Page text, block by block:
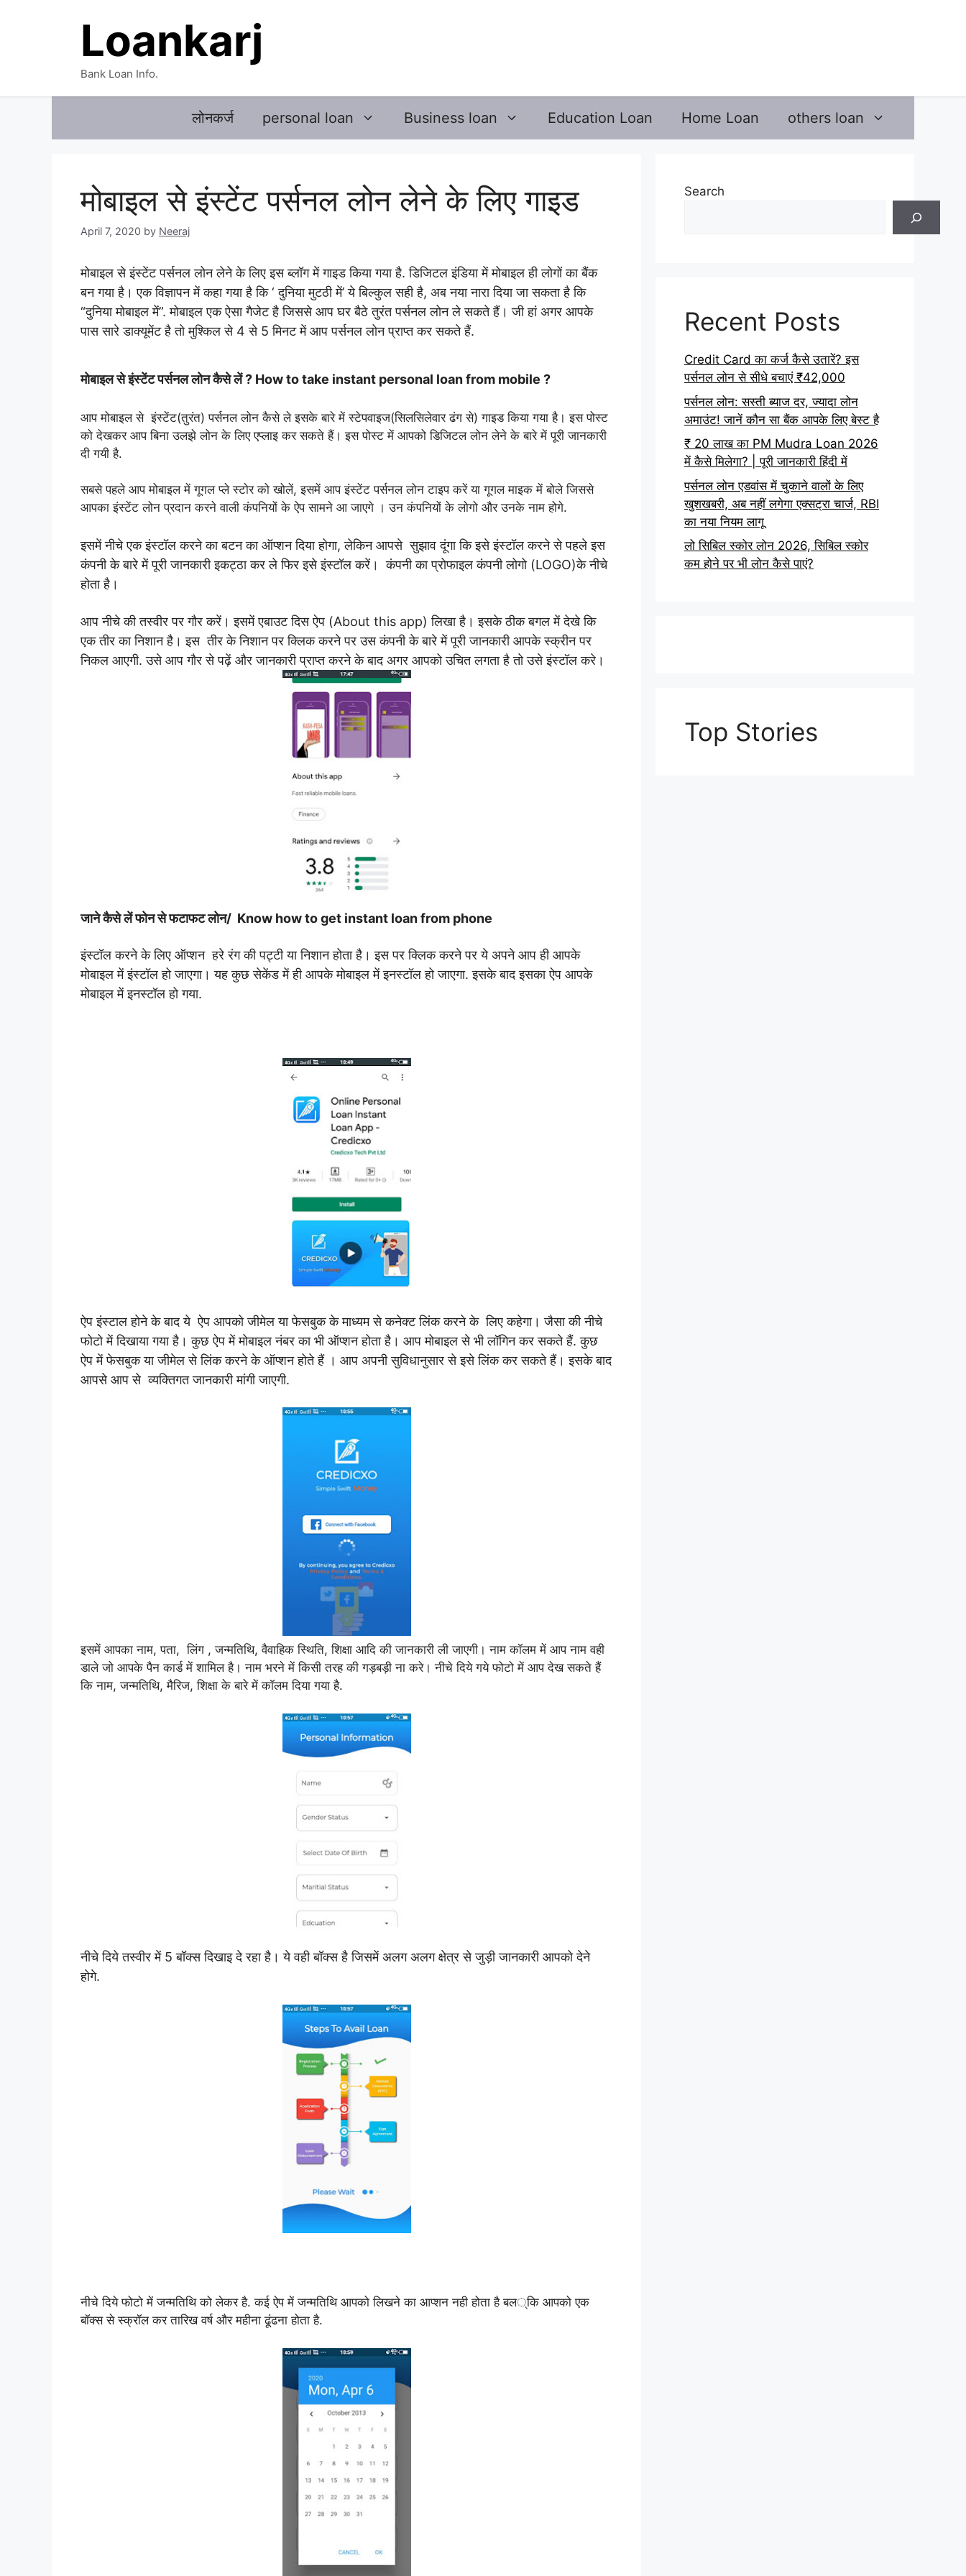
Loankarj
Bank Loan Info.
लोनकर्ज personal loan Business loan Education Loan Home Loan others loan
मोबाइल से इंस्टेंट पर्सनल लोन लेने के लिए गाइड
April 7, 2020 by Neeraj
मोबाइल से इंस्टेंट पर्सनल लोन लेने के लिए इस ब्लॉग में गाइड किया गया है.डिजिटल इंडिया में मोबाइल ही लोगों का बैंक
बन गया है। एक विज्ञापन में कहा गया है कि ‘ दुनिया मुटठी में’ ये बिल्कुल सही है, अब नया नारा दिया जा सकता है कि
“दुनिया मोबाइल में”. मोबाइल एक ऐसा गैजेट है जिससे आप घर बैठे तुरंत पर्सनल लोन ले सकते हैं। जी हां अगर आपके
पास सारे डाक्यूमेंट है तो मुश्किल से 4 से 5 मिनट में आप पर्सनल लोन प्राप्त कर सकते हैं.
मोबाइल से इंस्टेंट पर्सनल लोन कैसे लें ? How to take instant personal loan from mobile ?
आप मोबाइल से इंस्टेंट(तुरंत) पर्सनल लोन कैसे ले इसके बारे में स्टेपवाइज(सिलसिलेवार ढंग से) गाइड किया गया है। इस पोस्ट
को देखकर आप बिना उलझे लोन के लिए एप्लाइ कर सकते हैं। इस पोस्ट में आपको डिजिटल लोन लेने के बारे में पूरी जानकारी
दी गयी है.
सबसे पहले आप मोबाइल में गूगल प्ले स्टोर को खोलें, इसमें आप इंस्टेंट पर्सनल लोन टाइप करें या गूगल माइक में बोले जिससे
आपका इंस्टेंट लोन प्रदान करने वाली कंपनियों के ऐप सामने आ जाएगे । उन कंपनियों के लोगो और उनके नाम होगे.
इसमें नीचे एक इंस्टॉल करने का बटन का ऑप्शन दिया होगा, लेकिन आपसे सुझाव दूंगा कि इसे इंस्टॉल करने से पहले इस
कंपनी के बारे में पूरी जानकारी इकट्ठा कर ले फिर इसे इंस्टॉल करें। कंपनी का प्रोफाइल कंपनी लोगो (LOGO)के नीचे
होता है।
आप नीचे की तस्वीर पर गौर करें। इसमें एबाउट दिस ऐप (About this app) लिखा है। इसके ठीक बगल में देखे कि
एक तीर का निशान है। इस तीर के निशान पर क्लिक करने पर उस कंपनी के बारे में पूरी जानकारी आपके स्क्रीन पर
निकल आएगी.उसे आप गौर से पढ़ें और जानकारी प्राप्त करने के बाद अगर आपको उचित लगता है तो उसे इंस्टॉल करे।
जाने कैसे लें फोन से फटाफट लोन/ Know how to get instant loan from phone
इंस्टॉल करने के लिए ऑप्शन हरे रंग की पट्टी या निशान होता है। इस पर क्लिक करने पर ये अपने आप ही आपके
मोबाइल में इंस्टॉल हो जाएगा। यह कुछ सेकेंड में ही आपके मोबाइल में इनस्टॉल हो जाएगा. इसके बाद इसका ऐप आपके
मोबाइल में इनस्टॉल हो गया.
ऐप इंस्टाल होने के बाद ये ऐप आपको जीमेल या फेसबुक के माध्यम से कनेक्ट लिंक करने के लिए कहेगा। जैसा की नीचे
फोटो में दिखाया गया है। कुछ ऐप में मोबाइल नंबर का भी ऑप्शन होता है। आप मोबाइल से भी लॉगिन कर सकते हैं.कुछ
ऐप में फेसबुक या जीमेल से लिंक करने के ऑप्शन होते हैं । आप अपनी सुविधानुसार से इसे लिंक कर सकते हैं। इसके बाद
आपसे आप से व्यक्तिगत जानकारी मांगी जाएगी.
इसमें आपका नाम, पता, लिंग , जन्मतिथि, वैवाहिक स्थिति, शिक्षा आदि की जानकारी ली जाएगी। नाम कॉलम में आप नाम वही
डाले जो आपके पैन कार्ड में शामिल है। नाम भरने में किसी तरह की गड़बड़ी ना करे। नीचे दिये गये फोटो में आप देख सकते हैं
कि नाम, जन्मतिथि, मैरिज, शिक्षा के बारे में कॉलम दिया गया है.
नीचे दिये तस्वीर में 5 बॉक्स दिखाइ दे रहा है। ये वही बॉक्स है जिसमें अलग अलग क्षेत्र से जुड़ी जानकारी आपको देने
होगे.
नीचे दिये फोटो में जन्मतिथि को लेकर है. कई ऐप में जन्मतिथि आपको लिखने का आप्शन नही होता है बल्कि आपको एक
बॉक्स से स्क्रॉल कर तारिख वर्ष और महीना ढूंढना होता है.
Search
Recent Posts
Credit Card का कर्ज कैसे उतारें? इस
पर्सनल लोन से सीधे बचाएं ₹42,000
पर्सनल लोन: सस्ती ब्याज दर, ज्यादा लोन
अमाउंट! जानें कौन सा बैंक आपके लिए बेस्ट है
₹ 20 लाख का PM Mudra Loan 2026
में कैसे मिलेगा? | पूरी जानकारी हिंदी में
पर्सनल लोन एडवांस में चुकाने वालों के लिए
खुशखबरी, अब नहीं लगेगा एक्सट्रा चार्ज, RBI
का नया नियम लागू
लो सिबिल स्कोर लोन 2026, सिबिल स्कोर
कम होने पर भी लोन कैसे पाएं?
Top Stories